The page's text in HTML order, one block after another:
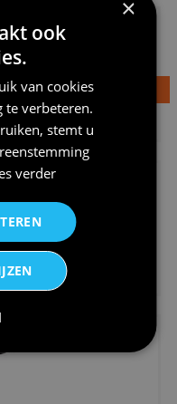
v...
v-hals ...
×
ook
van cookies
te verbeteren.
stemt u
verder